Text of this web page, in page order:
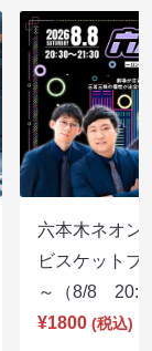
六本木ネオン
ビスケットブ
～（8/8
¥1800 (税込)